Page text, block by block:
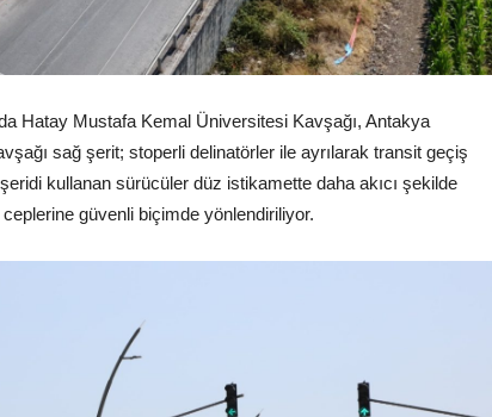
Hatay Mustafa Kemal Üniversitesi Kavşağı, Antakya
sağ şerit; stoperli delinatörler ile ayrılarak transit geçiş
kullanan sürücüler düz istikamette daha akıcı şekilde
güvenli biçimde yönlendiriliyor.